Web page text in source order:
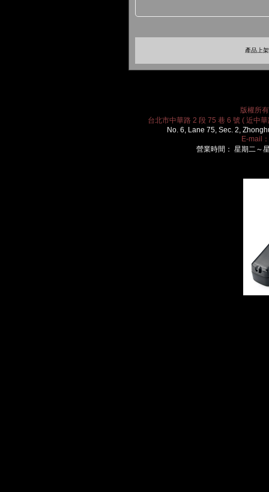
產品上
版權所
台北市中華路 2 段 75 巷 6 號 ( 近中
No. 6, Lane 75, Sec. 2,
E-mail：
營業時間： 星期二～